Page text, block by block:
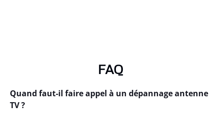
FAQ
Quand faut-il faire appel à un dépannage antenne
TV ?